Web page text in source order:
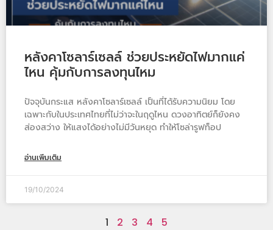
หลังคาโซลาร์เซลล์ ช่วยประหยัดไฟมากแค่
ไหน คุ้มกับการลงทุนไหม
ปัจจุบันกระแส หลังคาโซลาร์เซลล์ เป็นที่ได้รับความนิยม โดย
เฉพาะกับในประเทศไทยที่ไม่ว่าจะในฤดูไหน ดวงอาทิตย์ก็ยังคง
ส่องสว่าง ให้แสงได้อย่างไม่มีวันหยุด ทำให้โซล่ารูฟท็อป
อ่านเพิ่มเติม
19/10/2024
1 2 3 4 5